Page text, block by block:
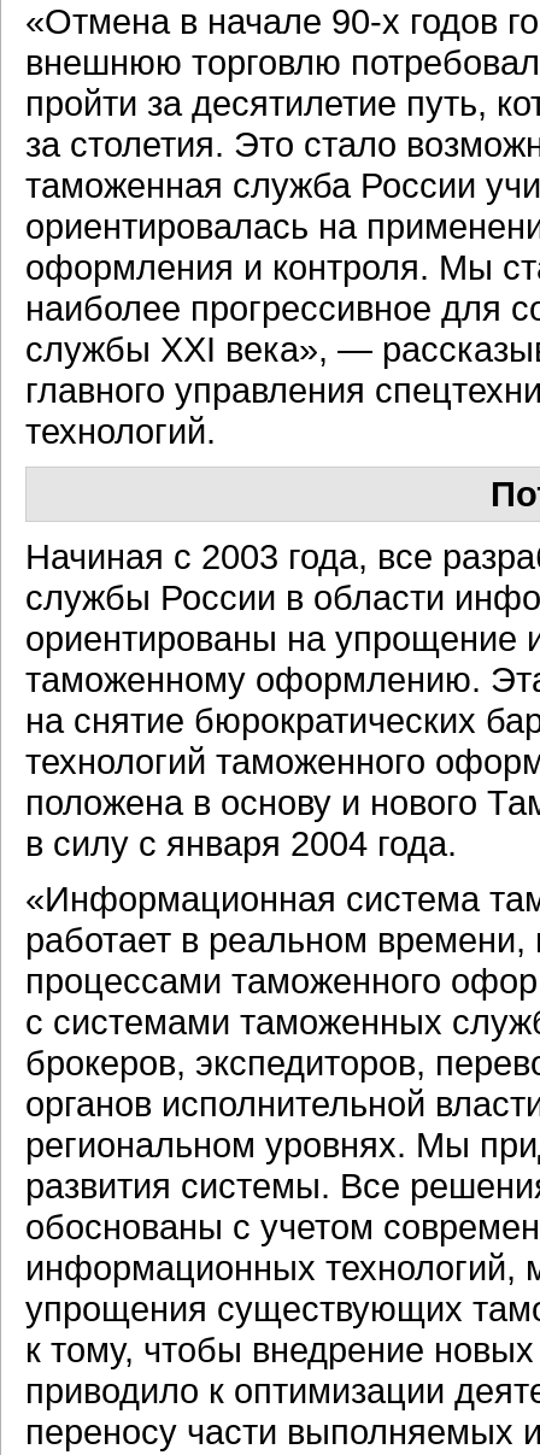
«Отмена в начале 90-х годов
внешнюю торговлю
пройти за десятилетие путь,
за столетия. Это стало
таможенная служба России
ориентировалась на
оформления и контроля. Мы
наиболее прогрессивное для
службы XXI века», —
главного управления
технологий.
Начиная с 2003 года, все
службы России в области
ориентированы на упрощение
таможенному оформлению.
на снятие бюрократических
технологий таможенного
положена в основу и нового
в силу с января 2004 года.
«Информационная система
работает в реальном времени,
процессами таможенного
с системами таможенных
брокеров, экспедиторов,
органов исполнительной
региональном уровнях. Мы
развития системы. Все
обоснованы с учетом
информационных технологий,
упрощения существующих
к тому, чтобы внедрение
приводило к оптимизации
переносу части выполняемых